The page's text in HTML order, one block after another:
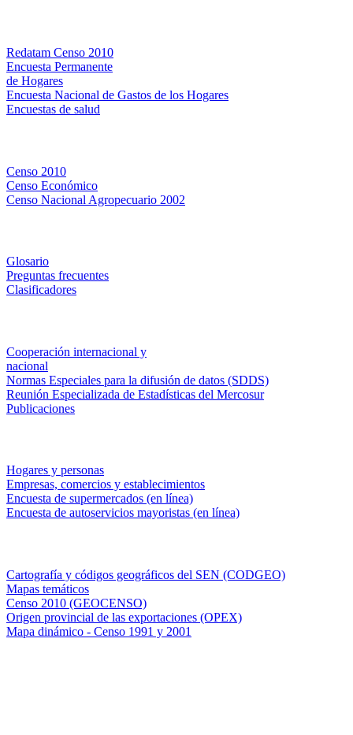
Redatam Censo 2010
Encuesta Permanente
de Hogares
Encuesta Nacional de Gastos de los Hogares
Encuestas de salud
Censo 2010
Censo Económico
Censo Nacional Agropecuario 2002
Glosario
Preguntas frecuentes
Clasificadores
Cooperación internacional y
nacional
Normas Especiales para la difusión de datos (SDDS)
Reunión Especializada de Estadísticas del Mercosur
Publicaciones
Hogares y personas
Empresas, comercios y establecimientos
Encuesta de supermercados (en línea)
Encuesta de autoservicios mayoristas (en línea)
Cartografía y códigos geográficos del SEN (CODGEO)
Mapas temáticos
Censo 2010 (GEOCENSO)
Origen provincial de las exportaciones (OPEX)
Mapa dinámico - Censo 1991 y 2001